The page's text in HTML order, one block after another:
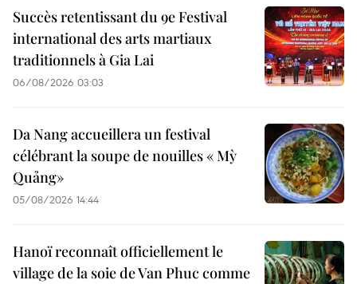
Succès retentissant du 9e Festival
international des arts martiaux
traditionnels à Gia Lai
06/08/2026 03:03
Da Nang accueillera un festival
célébrant la soupe de nouilles « Mỳ
Quảng»
05/08/2026 14:44
Hanoï reconnaît officiellement le
village de la soie de Van Phuc comme